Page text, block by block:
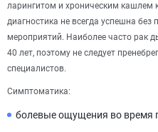
ларингитом и хроническим кашлем
диагностика не всегда успешна
мероприятий. Наиболее часто рак
40 лет, поэтому не следует
специалистов.
Симптоматика:
болевые ощущения во время